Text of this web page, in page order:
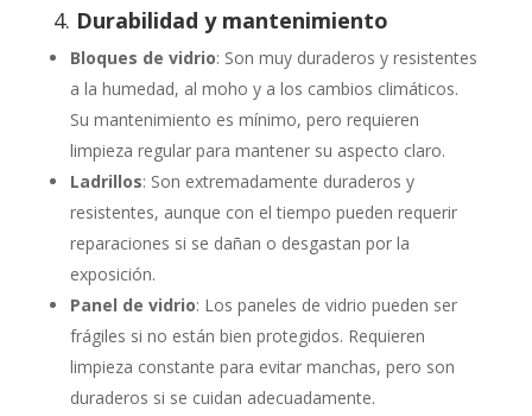
4. Durabilidad y mantenimiento
Bloques de vidrio: Son muy duraderos y resistentes
a la humedad, al moho y a los cambios climáticos.
Su mantenimiento es mínimo, pero requieren
limpieza regular para mantener su aspecto claro.
Ladrillos: Son extremadamente duraderos y
resistentes, aunque con el tiempo pueden requerir
reparaciones si se dañan o desgastan por la
exposición.
Panel de vidrio: Los paneles de vidrio pueden ser
frágiles si no están bien protegidos. Requieren
limpieza constante para evitar manchas, pero son
duraderos si se cuidan adecuadamente.